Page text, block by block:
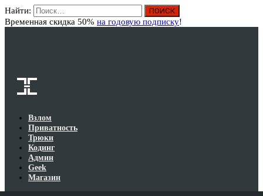
Найти:
Временная скидка 50% на годовую подписку!
Взлом
Приватность
Трюки
Кодинг
Админ
Geek
Магазин